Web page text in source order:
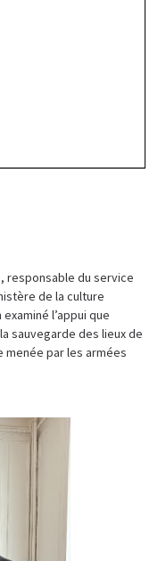
responsable du service
de la culture
l’appui que
sauvegarde des lieux de
menée par les armées